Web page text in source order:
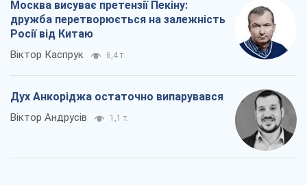
Москва висуває претензії Пекіну:
дружба перетворюється на залежність
Росії від Китаю
Віктор Каспрук 6,4 т.
Дух Анкоріджа остаточно випарувався
Віктор Андрусів 1,1 т.